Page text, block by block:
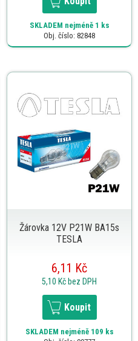
SKLADEM nejméně 1 ks
Obj. číslo: 82848
Žárovka 12V P21W BA15s
TESLA
6,11 Kč
5,10 Kč bez DPH
Koupit
SKLADEM nejméně 109 ks